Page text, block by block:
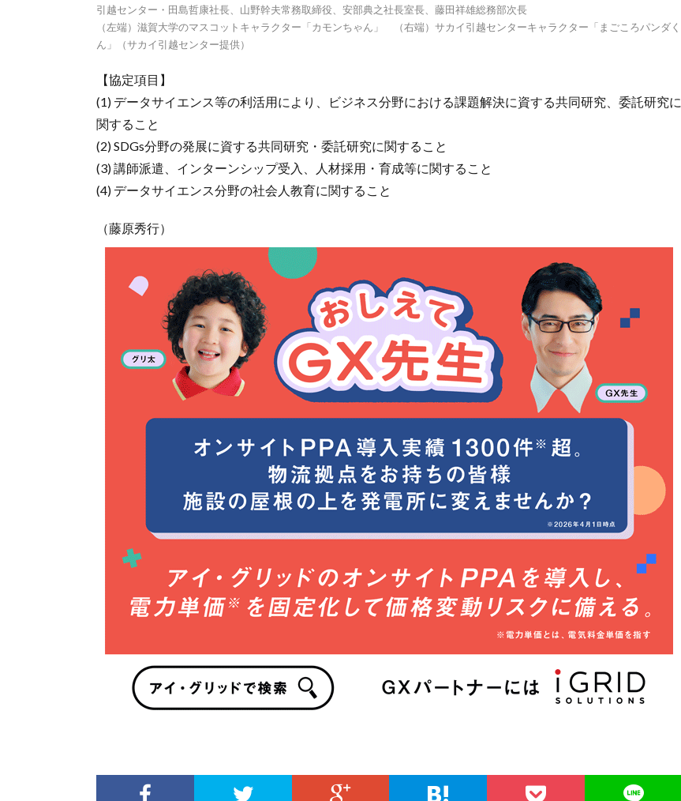
引越センター・田島哲康社長、山野幹夫常務取締役、安部典之社長室長、藤田祥雄総務部次長
（左端）滋賀大学のマスコットキャラクター「カモンちゃん」 （右端）サカイ引越センターキャラクター「まごころパンダく
ん」（サカイ引越センター提供）
【協定項目】
(1) データサイエンス等の利活用により、ビジネス分野における課題解決に資する共同研究、委託研究に
関すること
(2) SDGs分野の発展に資する共同研究・委託研究に関すること
(3) 講師派遣、インターンシップ受入、人材採用・育成等に関すること
(4) データサイエンス分野の社会人教育に関すること
（藤原秀行）